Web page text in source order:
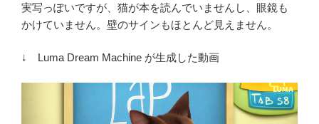
実写っぽいですが、猫が本を読んでいませんし、眼鏡も
かけていません。壁のサインもほとんど見えません。
↓ Luma Dream Machine が生成した動画